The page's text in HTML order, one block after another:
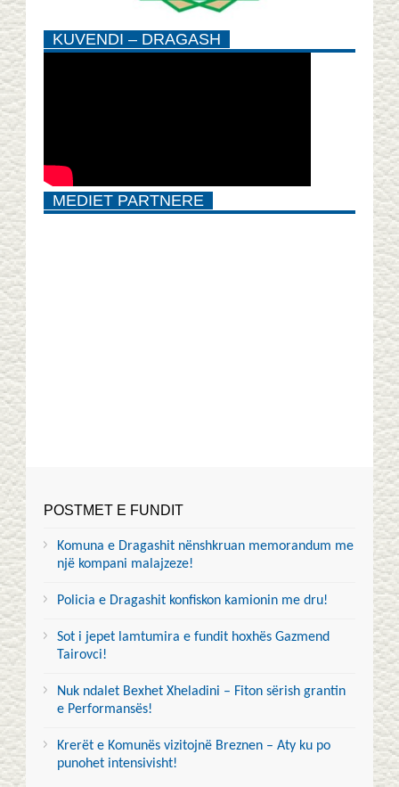
KUVENDI – DRAGASH
MEDIET PARTNERE
POSTMET E FUNDIT
Komuna e Dragashit nënshkruan memorandum me
një kompani malajzeze!
Policia e Dragashit konfiskon kamionin me dru!
Sot i jepet lamtumira e fundit hoxhës Gazmend
Tairovci!
Nuk ndalet Bexhet Xheladini – Fiton sërish grantin
e Performansës!
Krerët e Komunës vizitojnë Breznen – Aty ku po
punohet intensivisht!